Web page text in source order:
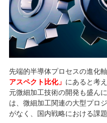
先端的半導体プロセスの進化
アスペクト比化」 にあると考
元微細加工技術の開発も盛ん
は、微細加工関連の大型プロ
がなく、国内戦略における課